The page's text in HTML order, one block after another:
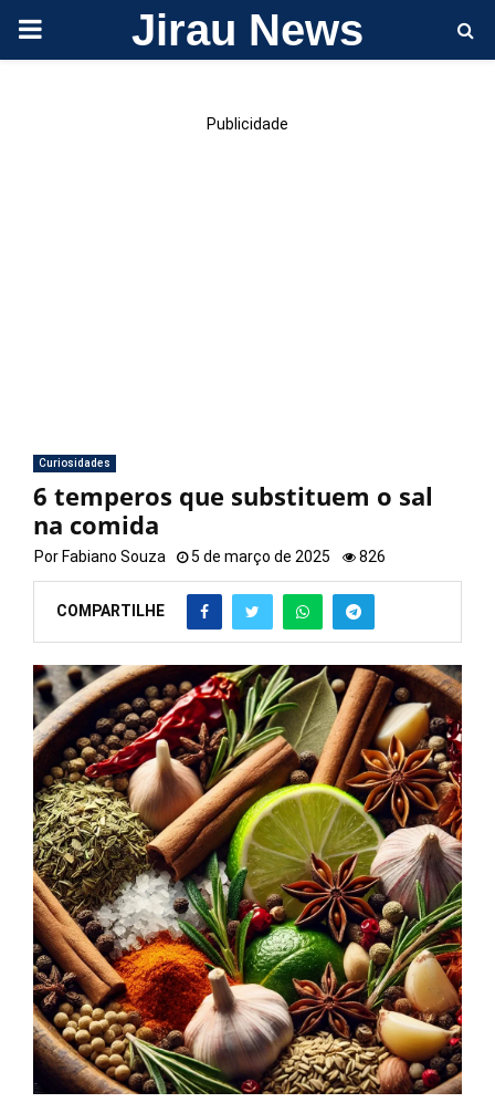
PRIMARY Jirau News
Publicidade
Curiosidades
6 temperos que substituem o sal
na comida
Por Fabiano Souza 5 de março de 2025 826
COMPARTILHE